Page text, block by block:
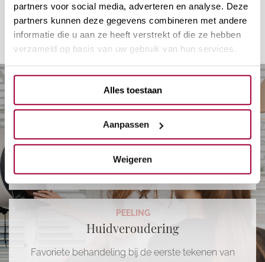
partners voor social media, adverteren en analyse. Deze
partners kunnen deze gegevens combineren met andere
informatie die u aan ze heeft verstrekt of die ze hebben
verzameld op basis van uw gebruik van hun services.
Alles toestaan
Aanpassen
Weigeren
Maak kennis met onze
behandelingen
MICRONEEDLING - SKINPEN
Medische SkinPen - Gelaat
Algehele verbetering van de huidconditie in het
gelaat.
Vanaf€ 185,00
PEELING
Huidveroudering
Favoriete behandeling bij de eerste tekenen van